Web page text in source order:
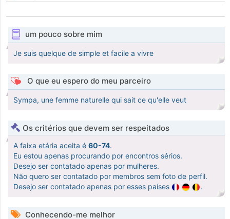
um pouco sobre mim
Je suis quelque de simple et facile a vivre
O que eu espero do meu parceiro
Sympa, une femme naturelle qui sait ce qu'elle veut
Os critérios que devem ser respeitados
A faixa etária aceita é 60-74.
Eu estou apenas procurando por encontros sérios.
Desejo ser contatado apenas por mulheres.
Não quero ser contatado por membros sem foto de perfil.
Desejo ser contatado apenas por esses países
.
Conhecendo-me melhor